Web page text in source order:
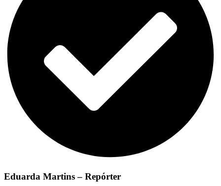
Eduarda Martins – Repórter